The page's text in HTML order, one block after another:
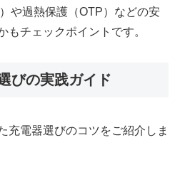
や過熱保護（OTP）などの安
もチェックポイントです。
びの実践ガイド
充電器選びのコツをご紹介しま